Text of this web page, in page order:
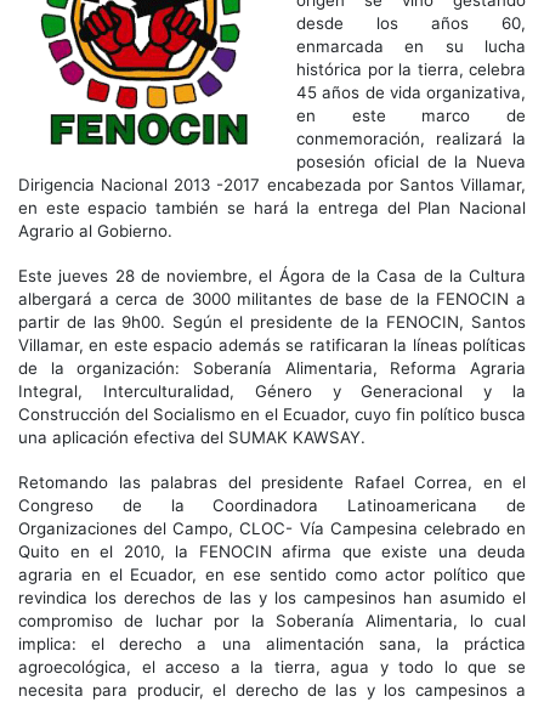
desde los años 60,
enmarcada en su lucha
histórica por la tierra, celebra
45 años de vida organizativa,
en este marco de
conmemoración, realizará la
posesión oficial de la Nueva
Dirigencia Nacional 2013 -2017 encabezada por Santos Villamar,
en este espacio también se hará la entrega del Plan Nacional
Agrario al Gobierno.
Este jueves 28 de noviembre, el Ágora de la Casa de la Cultura
albergará a cerca de 3000 militantes de base de la FENOCIN a
partir de las 9h00. Según el presidente de la FENOCIN, Santos
Villamar, en este espacio además se ratificaran la líneas políticas
de la organización: Soberanía Alimentaria, Reforma Agraria
Integral, Interculturalidad, Género y Generacional y la
Construcción del Socialismo en el Ecuador, cuyo fin político busca
una aplicación efectiva del SUMAK KAWSAY.
Retomando las palabras del presidente Rafael Correa, en el
Congreso de la Coordinadora Latinoamericana de
Organizaciones del Campo, CLOC- Vía Campesina celebrado en
Quito en el 2010, la FENOCIN afirma que existe una deuda
agraria en el Ecuador, en ese sentido como actor político que
revindica los derechos de las y los campesinos han asumido el
compromiso de luchar por la Soberanía Alimentaria, lo cual
implica: el derecho a una alimentación sana, la práctica
agroecológica, el acceso a la tierra, agua y todo lo que se
necesita para producir, el derecho de las y los campesinos a